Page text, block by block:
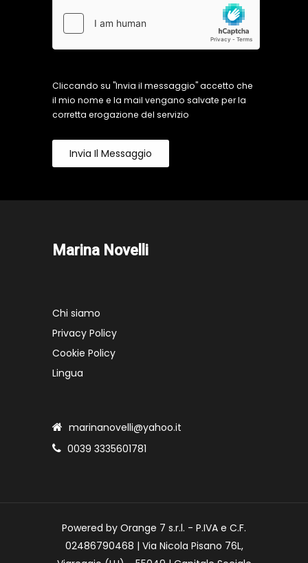
Cliccando su "Invia il messaggio" accetto che
il mio nome e la mail vengano salvate per la
corretta erogazione del servizio
Invia Il Messaggio
Marina Novelli
Chi siamo
Privacy Policy
Cookie Policy
Lingua
marinanovelli@yahoo.it
0039 3335601781
Powered by Orange 7 s.r.l. - P.IVA e C.F.
02486790468 | Via Nicola Pisano 76L,